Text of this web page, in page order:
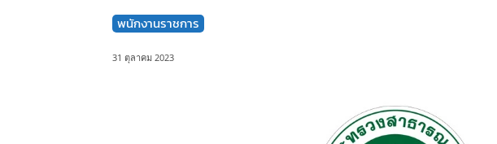
พนักงานราชการ
31 ตุลาคม 2023